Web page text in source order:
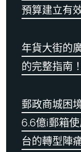
預算建立有
年貨大街的
的完整指南！
郵政商城困
6.6億i郵箱
台的轉型陣